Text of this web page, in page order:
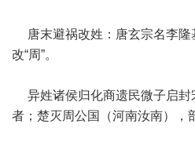
唐末避祸改姓：唐玄宗名李隆
改“周”。
异姓诸侯归化商遗民微子启封
者；楚灭周公国（河南汝南），